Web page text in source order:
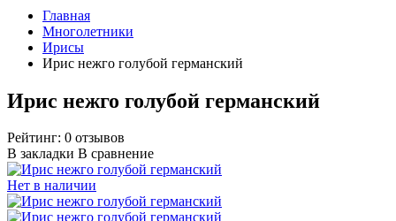
Главная
Многолетники
Ирисы
Ирис нежго голубой германский
Ирис нежго голубой германский
Рейтинг: 0 отзывов
В закладки В сравнение
Нет в наличии